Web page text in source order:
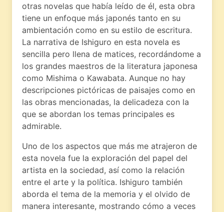
otras novelas que había leído de él, esta obra
tiene un enfoque más japonés tanto en su
ambientación como en su estilo de escritura.
La narrativa de Ishiguro en esta novela es
sencilla pero llena de matices, recordándome a
los grandes maestros de la literatura japonesa
como Mishima o Kawabata. Aunque no hay
descripciones pictóricas de paisajes como en
las obras mencionadas, la delicadeza con la
que se abordan los temas principales es
admirable.
Uno de los aspectos que más me atrajeron de
esta novela fue la exploración del papel del
artista en la sociedad, así como la relación
entre el arte y la política. Ishiguro también
aborda el tema de la memoria y el olvido de
manera interesante, mostrando cómo a veces